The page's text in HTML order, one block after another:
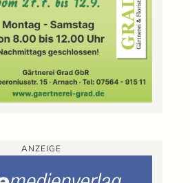
ANZEIGE